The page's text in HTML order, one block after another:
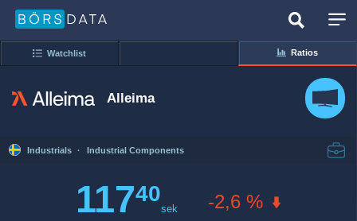
Watchlist Ratios
Alleima
Industrials · Industrial Components
11740
sek -2,6 %